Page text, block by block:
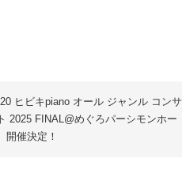
ヒビキpiano オール ジャンル コンサ
2025 FINAL@めぐろパーシモンホー
催決定！